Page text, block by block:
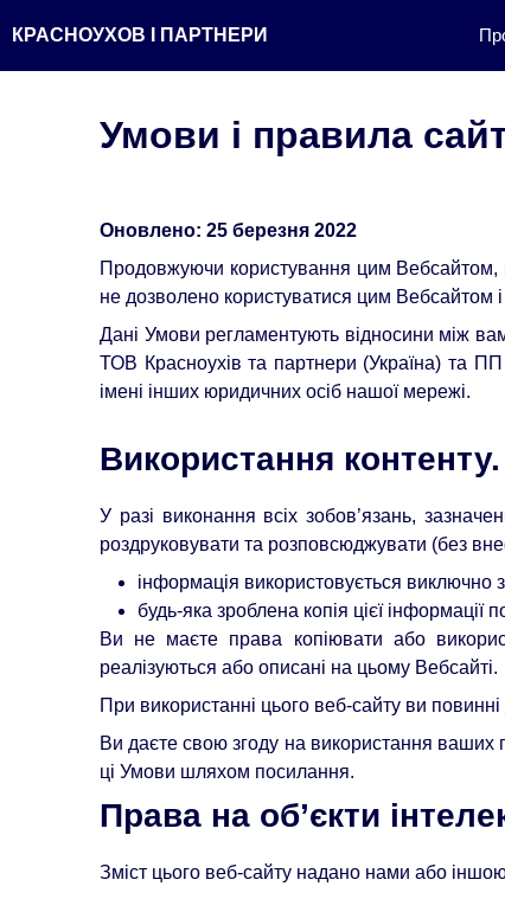
до
контенту
КРАСНОУХОВ І ПАРТНЕРИ
Умови і правила
Оновлено: 25 березня 2022
Продовжуючи користування цим
не дозволено користуватися цим Вебсайтом
Дані Умови регламентують відносини між
ТОВ Красноухів та партнери (Україна) та
імені інших юридичних осіб нашої мережі.
Використання
У разі виконання всіх зобов’язань,
роздруковувати та розповсюджувати (без
інформація використовується
будь-яка зроблена копія цієї інформації
Ви не маєте права копіювати або
реалізуються або описані на цьому Вебсайті.
При використанні цього веб-сайту ви
Ви даєте свою згоду на використання ваших
ці Умови шляхом посилання.
Права на об’єкти
Зміст цього веб-сайту надано нами або